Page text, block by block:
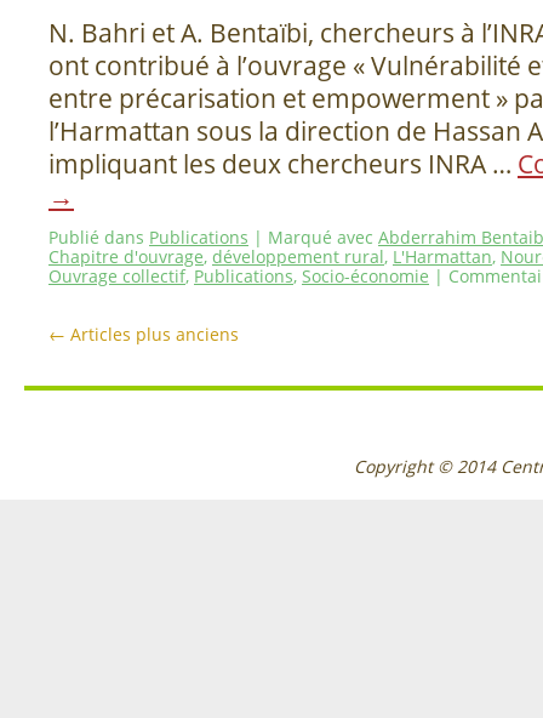
N. Bahri et A. Bentaïbi, chercheurs à
ont contribué à l’ouvrage « Vulnérabilité
entre précarisation et empowerment »
l’Harmattan sous la direction de Hassan
impliquant les deux chercheurs INRA …
→
Publié dans Publications | Marqué avec Abderrahim
Chapitre d'ouvrage, développement rural, L'Harmattan,
Ouvrage collectif, Publications, Socio-économie |
← Articles plus anciens
Copyright © 2014